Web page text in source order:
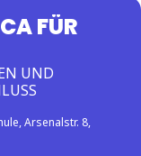
FÜR
UND
, Arsenalstr. 8,